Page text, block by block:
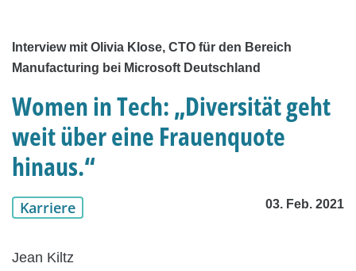
Interview mit Olivia Klose, CTO für den Bereich
Manufacturing bei Microsoft Deutschland
Women in Tech: „Diversität geht
weit über eine Frauenquote
hinaus.“
Karriere 03. Feb. 2021
Jean Kiltz